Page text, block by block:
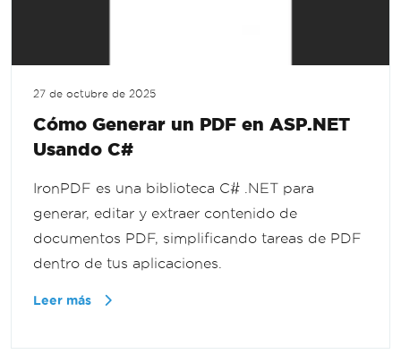
27 de octubre de 2025
Cómo Generar un PDF en ASP.NET
Usando C#
IronPDF es una biblioteca C# .NET para
generar, editar y extraer contenido de
documentos PDF, simplificando tareas de PDF
dentro de tus aplicaciones.
Leer más